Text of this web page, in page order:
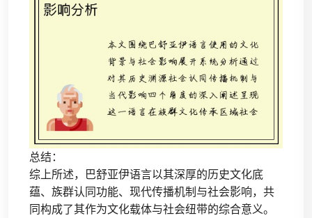
总结：
综上所述，巴舒亚伊语言以其深厚的历史文化底
蕴、族群认同功能、现代传播机制与社会影响，共
同构成了其作为文化载体与社会纽带的综合意义。